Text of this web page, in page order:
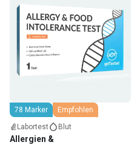
78 Marker
Empfohlen
Labortest
Blut
Allergien &